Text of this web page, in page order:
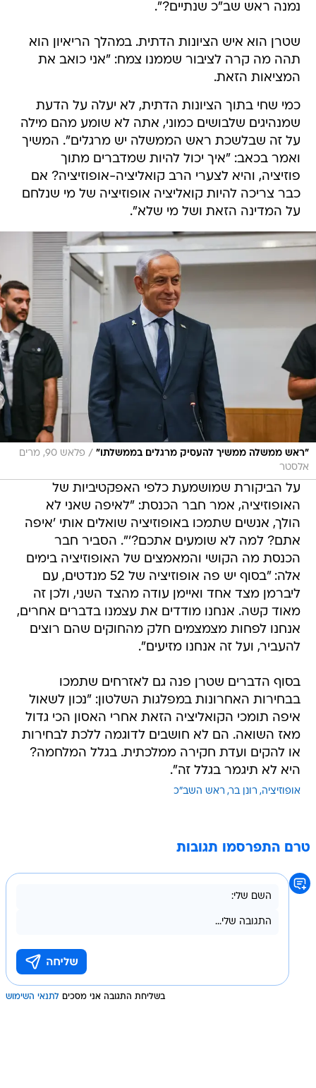
נמנה ראש שב"כ שנתיים?".
שטרן הוא איש הציונות הדתית. במהלך הריאיון הוא
תהה מה קרה לציבור שממנו צמח: "אני כואב את
המציאות הזאת.
כמי שחי בתוך הציונות הדתית, לא יעלה על הדעת
שמנהיגים שלבושים כמוני, אתה לא שומע מהם מילה
על זה שבלשכת ראש הממשלה יש מרגלים". המשיך
ואמר בכאב: "איך יכול להיות שמדברים מתוך
פוזיציה, והיא לצערי הרב קואליציה-אופוזיציה? אם
כבר צריכה להיות קואליציה אופוזיציה של מי שנלחם
על המדינה הזאת ושל מי שלא".
"ראש ממשלה ממשיך להעסיק מרגלים בממשלתו" /
פלאש 90, מרים
אלסטר
על הביקורת שמושמעת כלפי האפקטיביות של
האופוזיציה, אמר חבר הכנסת: "לאיפה שאני לא
הולך, אנשים שתמכו באופוזיציה שואלים אותי 'איפה
אתם? למה לא שומעים אתכם?'". הסביר חבר
הכנסת מה הקושי והמאמצים של האופוזיציה בימים
אלה: "בסוף יש פה אופוזיציה של 52 מנדטים, עם
ליברמן מצד אחד ואיימן עודה מהצד השני, ולכן זה
מאוד קשה. אנחנו מודדים את עצמנו בדברים אחרים,
אנחנו לפחות מצמצמים חלק מהחוקים שהם רוצים
להעביר, ועל זה אנחנו מזיעים".
בסוף הדברים שטרן פנה גם לאזרחים שתמכו
בבחירות האחרונות במפלגות השלטון: "נכון לשאול
איפה תומכי הקואליציה הזאת אחרי האסון הכי גדול
מאז השואה. הם לא חושבים לדוגמה ללכת לבחירות
או להקים ועדת חקירה ממלכתית. בגלל המלחמה?
היא לא תיגמר בגלל זה".
אופוזיציה רונן בר ראש השב"כ
טרם התפרסמו תגובות
בשליחת התגובה אני מסכים לתנאי השימוש